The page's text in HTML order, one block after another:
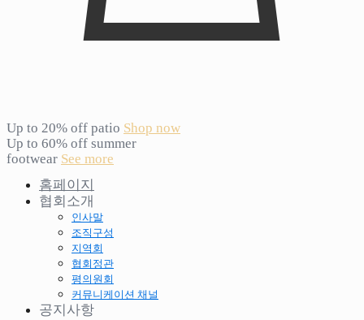
Up to 20% off patio Shop now
Up to 60% off summer
footwear See more
홈페이지
협회소개
인사말
조직구성
지역회
협회정관
평의원회
커뮤니케이션 채널
공지사항